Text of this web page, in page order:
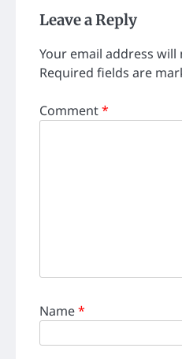
Leave a Reply
Your email address
Required fields are
Comment*
Name*